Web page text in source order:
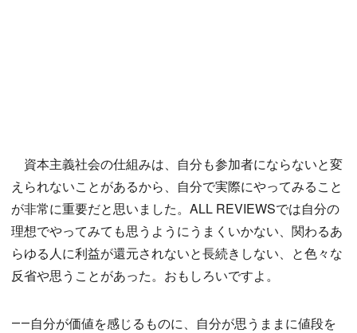
資本主義社会の仕組みは、自分も参加者にならないと変
えられないことがあるから、自分で実際にやってみること
が非常に重要だと思いました。ALL REVIEWSでは自分の
理想でやってみても思うようにうまくいかない、関わるあ
らゆる人に利益が還元されないと長続きしない、と色々な
反省や思うことがあった。おもしろいですよ。
――自分が価値を感じるものに、自分が思うままに値段を